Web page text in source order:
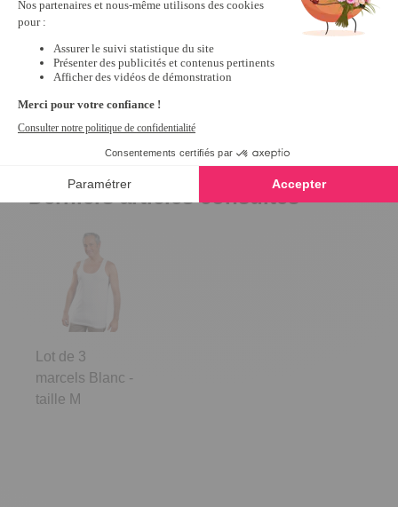
6,99 €
4.5
Derniers articles consultés
Lot de 3
marcels Blanc -
taille M